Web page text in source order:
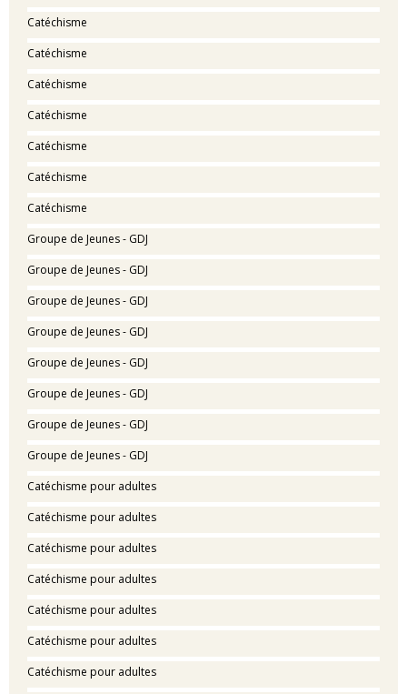
Catéchisme
Catéchisme
Catéchisme
Catéchisme
Catéchisme
Catéchisme
Catéchisme
Groupe de Jeunes - GDJ
Groupe de Jeunes - GDJ
Groupe de Jeunes - GDJ
Groupe de Jeunes - GDJ
Groupe de Jeunes - GDJ
Groupe de Jeunes - GDJ
Groupe de Jeunes - GDJ
Groupe de Jeunes - GDJ
Catéchisme pour adultes
Catéchisme pour adultes
Catéchisme pour adultes
Catéchisme pour adultes
Catéchisme pour adultes
Catéchisme pour adultes
Catéchisme pour adultes